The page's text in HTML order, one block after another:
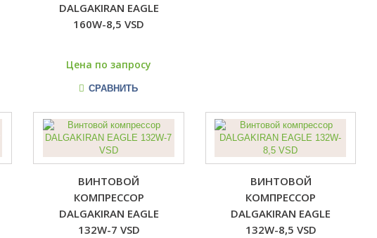
DALGAKIRAN EAGLE
160W-8,5 VSD
Цена по запросу
СРАВНИТЬ
ВИНТОВОЙ
КОМПРЕССОР
DALGAKIRAN EAGLE
132W-7 VSD
ВИНТОВОЙ
КОМПРЕССОР
DALGAKIRAN EAGLE
132W-8,5 VSD